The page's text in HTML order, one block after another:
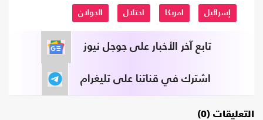
إسرائيل امريكا احتلال الجولان
تابع آخر الأخبار على جوجل نيوز
اشترك في قناتنا على تليغرام
التعليقات (0)